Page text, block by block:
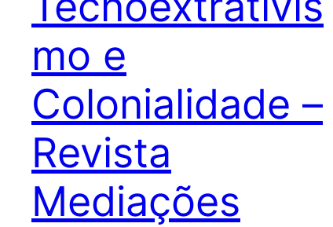
mo e
Colonialidade –
Revista
Mediações